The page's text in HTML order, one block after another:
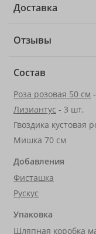
Доставка
Отзывы
Состав
Роза розовая 50 см
Лизиантус - 3 шт.
Гвоздика кустовая
Мишка 70 см
Добавления
Фисташка
Рускус
Упаковка
Шляпная коробка